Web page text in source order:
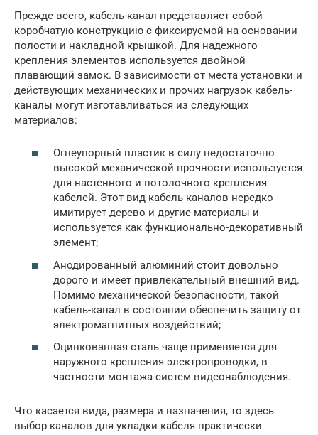
Прежде всего, кабель-канал представляет собой
коробчатую конструкцию с фиксируемой на основании
полости и накладной крышкой. Для надежного
крепления элементов используется двойной
плавающий замок. В зависимости от места установки и
действующих механических и прочих нагрузок кабель-
каналы могут изготавливаться из следующих
материалов:
Огнеупорный пластик в силу недостаточно
высокой механической прочности используется
для настенного и потолочного крепления
кабелей. Этот вид кабель каналов нередко
имитирует дерево и другие материалы и
используется как функционально-декоративный
элемент;
Анодированный алюминий стоит довольно
дорого и имеет привлекательный внешний вид.
Помимо механической безопасности, такой
кабель-канал в состоянии обеспечить защиту от
электромагнитных воздействий;
Оцинкованная сталь чаще применяется для
наружного крепления электропроводки, в
частности монтажа систем видеонаблюдения.
Что касается вида, размера и назначения, то здесь
выбор каналов для укладки кабеля практически